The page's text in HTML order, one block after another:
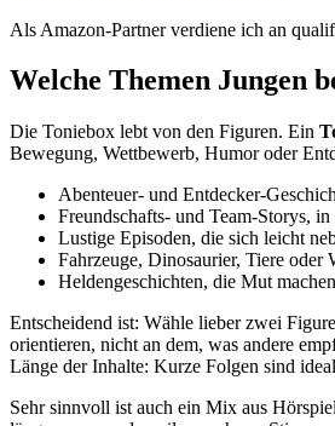
Als Amazon-Partner verdiene ich an
Welche Themen Jungen
Die Toniebox lebt von den Figuren. Ein
Bewegung, Wettbewerb, Humor oder
Abenteuer- und Entdecker-
Freundschafts- und Team-Storys,
Lustige Episoden, die sich leicht
Fahrzeuge, Dinosaurier, Tiere oder
Heldengeschichten, die Mut
Entscheidend ist: Wähle lieber zwei
orientieren, nicht an dem, was andere
Länge der Inhalte: Kurze Folgen sind
Sehr sinnvoll ist auch ein Mix aus